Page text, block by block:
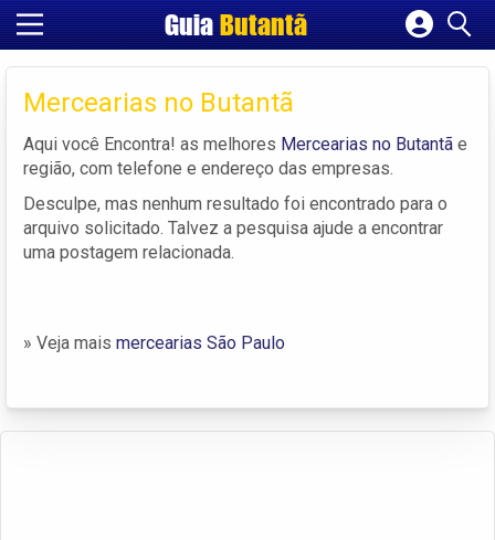
GuiaButantã
Cadastrar empresa
Fazer login
Criar conta
Mercearias no Butantã
Aqui você Encontra! as melhores Mercearias no Butantã e
região, com telefone e endereço das empresas.
Desculpe, mas nenhum resultado foi encontrado para o
arquivo solicitado. Talvez a pesquisa ajude a encontrar
uma postagem relacionada.
» Veja mais mercearias São Paulo